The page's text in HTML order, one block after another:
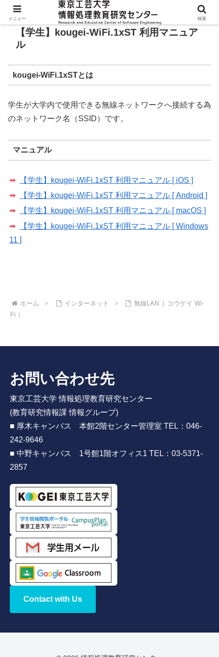
【学生】kougei-WiFi.1xST 利用マニュア
ル
kougei-WiFi.1xSTとは
学生が大学内で使用できる無線ネットワークへ接続する為
のネットワーク名（SSID）です。
マニュアル
【学生】kougei-WiFi.1xST 利用マニュアル [ iOS ]
【学生】kougei-WiFi.1xST 利用マニュアル [ Android ]
【学生】kougei-WiFi.1xST 利用マニュアル [ macOS ]
【学生】kougei-WiFi.1xST 利用マニュアル [ Windows
11 ]
ホーム インターネット
無線LAN（ コウゲイ Wi-
Fi ）
お問い合わせ先
東京工芸大学 情報処理教育研究センター
(教育研究情報課 情報グループ)
■ 厚木キャンパス 本館2階センター管理室 TEL：046-
242-9646
■ 中野キャンパス 1号館1階オフィス1 TEL：03-5371-
2857
Contact with Us
メニュー 検索